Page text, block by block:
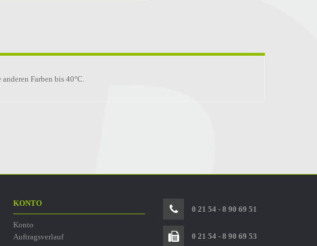
Farben bis 40°C.
KONTO
Konto
Auftragsverlauf
0 21 54 - 8 90 69 51
0 21 54 - 8 90 69 53